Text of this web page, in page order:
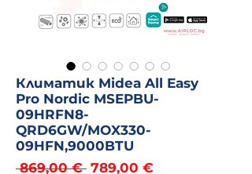
Климатик Midea All Easy
Pro Nordic MSEPBU-
09HRFN8-
QRD6GW/MOX330-
09HFN,9000BTU
869,00 € Редовна
789,00 €Продажна